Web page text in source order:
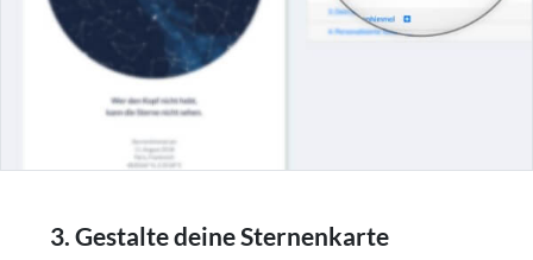
3. Gestalte deine Sternenkarte